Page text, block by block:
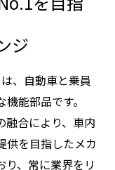
ジ
、自動車と乗員
能部品です。
融合により、車内
供を目指したメカ
り、常に業界をリ